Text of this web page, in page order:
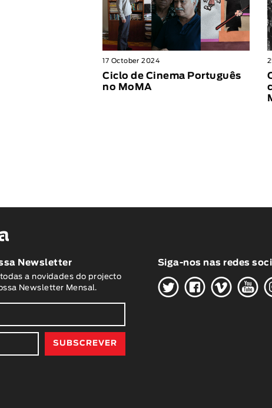
17 October 2024
Ciclo de Cinema Português
no MoMA
Newsletter
a novidades do projecto
Newsletter Mensal.
Siga-nos nas redes
HGWO